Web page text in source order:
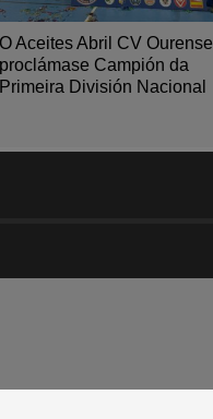
O Aceites Abril CV Ourense
proclámase Campión da
Primeira División Nacional